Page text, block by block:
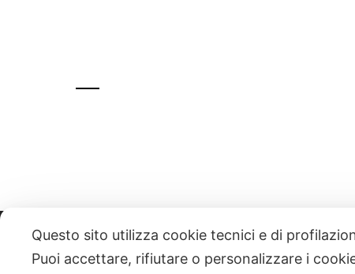
Questo sito utilizza cookie tecnici e di
Puoi accettare, rifiutare o personalizzare i